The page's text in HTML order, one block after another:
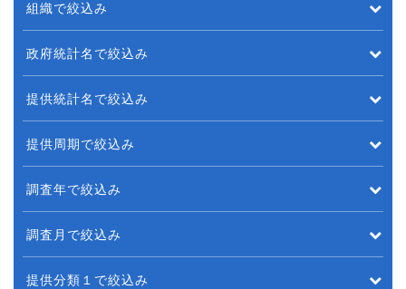
組織で絞込み
政府統計名で絞込み
提供統計名で絞込み
提供周期で絞込み
調査年で絞込み
調査月で絞込み
提供分類１で絞込み